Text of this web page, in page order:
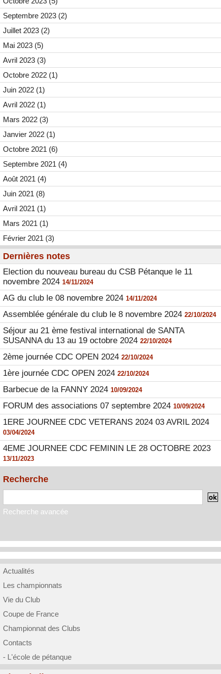
Septembre 2023 (2)
Juillet 2023 (2)
Mai 2023 (5)
Avril 2023 (3)
Octobre 2022 (1)
Juin 2022 (1)
Avril 2022 (1)
Mars 2022 (3)
Janvier 2022 (1)
Octobre 2021 (6)
Septembre 2021 (4)
Août 2021 (4)
Juin 2021 (8)
Avril 2021 (1)
Mars 2021 (1)
Février 2021 (3)
Dernières notes
Election du nouveau bureau du CSB Pétanque le 11
novembre 2024 14/11/2024
AG du club le 08 novembre 2024 14/11/2024
Assemblée générale du club le 8 novembre 2024 22/10/2024
Séjour au 21 ème festival international de SANTA
SUSANNA du 13 au 19 octobre 2024 22/10/2024
2ème journée CDC OPEN 2024 22/10/2024
1ère journée CDC OPEN 2024 22/10/2024
Barbecue de la FANNY 2024 10/09/2024
FORUM des associations 07 septembre 2024 10/09/2024
1ERE JOURNEE CDC VETERANS 2024 03 AVRIL 2024
03/04/2024
4EME JOURNEE CDC FEMININ LE 28 OCTOBRE 2023
13/11/2023
Recherche
Recherche avancée
Actualités
Les championnats
Vie du Club
Coupe de France
Championnat des Clubs
Contacts
- L'école de pétanque